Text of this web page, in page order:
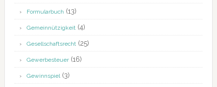
Formularbuch (13)
Gemeinnützigkeit(4)
Gesellschaftsrecht(25)
Gewerbesteuer(16)
Gewinnspiel(3)